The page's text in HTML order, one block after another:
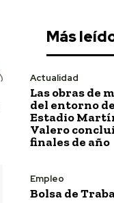
Más
Actualidad
Las obras de
del entorno
Estadio
Valero
finales de año
Empleo
Bolsa de